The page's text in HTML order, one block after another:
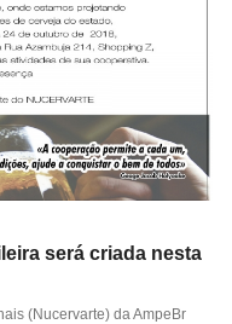
será criada nesta
(Nucervarte) da AmpeBr